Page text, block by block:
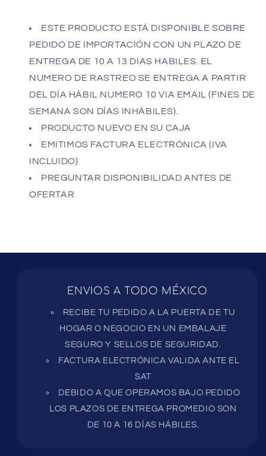
ESTE PRODUCTO ESTÁ DISPONIBLE SOBRE
PEDIDO DE IMPORTACIÓN CON UN PLAZO DE
ENTREGA DE 10 A 13 DIAS HABILES. EL
NUMERO DE RASTREO SE ENTREGA A PARTIR
DEL DÍA HÁBIL NUMERO 10 VIA EMAIL (FINES DE
SEMANA SON DÍAS INHÁBILES).
PRODUCTO NUEVO EN SU CAJA
EMITIMOS FACTURA ELECTRÓNICA (IVA
INCLUIDO)
PREGUNTAR DISPONIBILIDAD ANTES DE
OFERTAR
ENVIOS A TODO MÉXICO
RECIBE TU PEDIDO A LA PUERTA DE TU
HOGAR O NEGOCIO EN UN EMBALAJE
SEGURO Y SELLOS DE SEGURIDAD.
FACTURA ELECTRÓNICA VALIDA ANTE EL
SAT
DEBIDO A QUE OPERAMOS BAJO PEDIDO
LOS PLAZOS DE ENTREGA PROMEDIO SON
DE 10 A 16 DÍAS HÁBILES.